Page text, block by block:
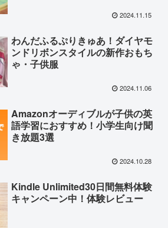
2024.11.15
わんだふるぷりきゅあ！ダイヤモ
ンドリボンスタイルの新作おもち
ゃ・子供服
2024.11.06
Amazonオーディブルが子供の英
語学習におすすめ！小学生向け聞
き放題3選
2024.10.28
Kindle Unlimited30日間無料体験
キャンペーン中！体験レビュー